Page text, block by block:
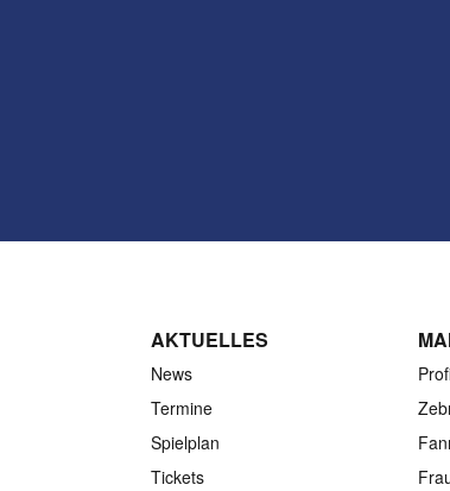
AKTUELLES
News
Termine
Spielplan
Tickets